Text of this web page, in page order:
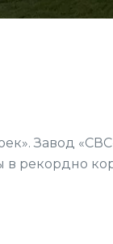
Завод
рекордно